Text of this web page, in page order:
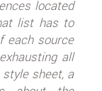
located
list has to
each source
all
sheet, a